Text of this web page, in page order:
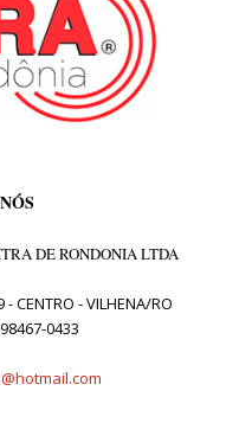
DE RONDONIA LTDA
- CENTRO - VILHENA/RO
0433